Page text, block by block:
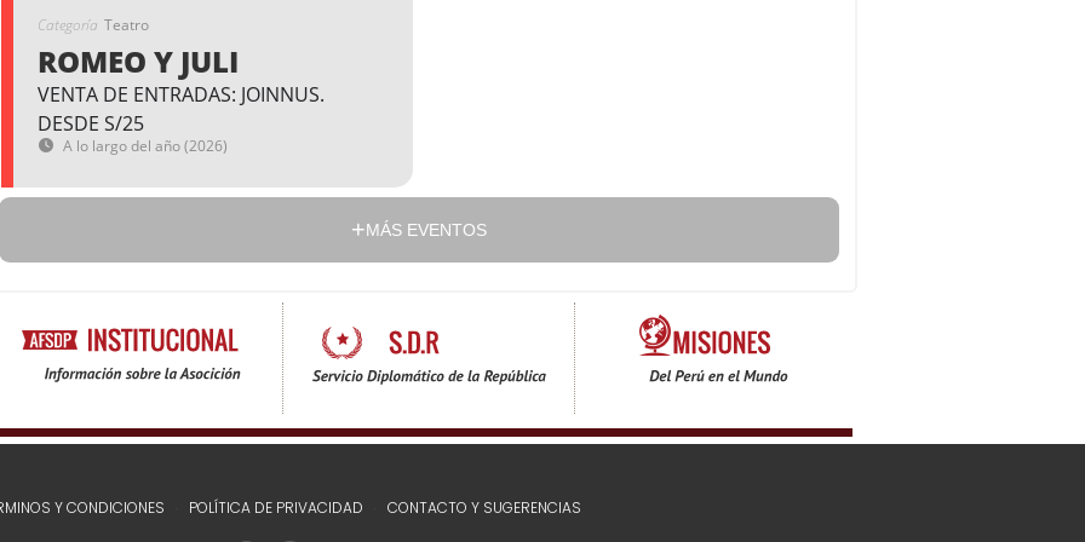
Categoría Teatro
ROMEO Y JULI
VENTA DE ENTRADAS: JOINNUS.
DESDE S/25
A lo largo del año (2026)
MÁS EVENTOS
Y CONDICIONES POLÍTICA DE PRIVACIDAD CONTACTO Y SUGERENCIAS